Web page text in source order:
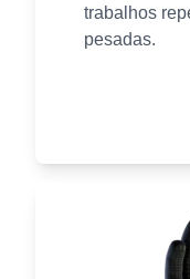
trabalhos
pesadas.